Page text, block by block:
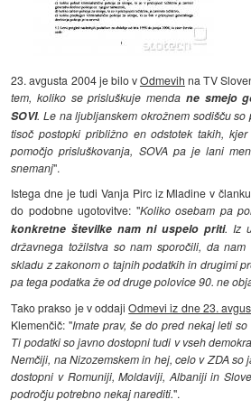
23. avgusta 2004 je bilo vOdmevih na TV
tem, koliko se prisluškuje menda ne smejo
SOVI. Le na ljubljanskem okrožnem sodišču
tisoč postopki približno en odstotek takih,
pomočjo prisluškovanja, SOVA pa je lani
snemanj".
Istega dne je tudi Vanja Pirc iz Mladine v članku
do podobne ugotovitve: "Koliko osebam pa
konkretne številke nam ni uspelo priti. Iz
državnega tožilstva so nam sporočili, da nam
skladu z zakonom o tajnih podatkih in drugimi
pa tega podatka že od druge polovice 90. ne
Tako prakso je v oddajiOdmevi iz dne 23.
Klemenčič: "Imate prav, še do pred nekaj leti
Ti podatki so javno dostopni tudi v vseh
Nemčiji, na Nizozemskem in hej, celo v ZDA so
dostopni v Romuniji, Moldaviji, Albaniji in
področju potrebno nekaj narediti.".